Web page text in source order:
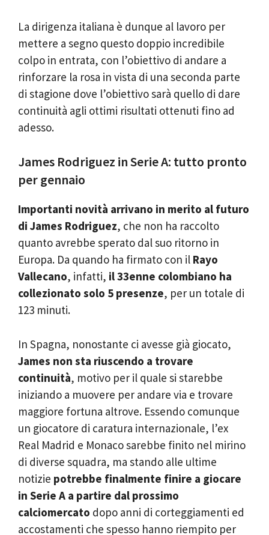
La dirigenza italiana è dunque al lavoro per
mettere a segno questo doppio incredibile
colpo in entrata, con l’obiettivo di andare a
rinforzare la rosa in vista di una seconda parte
di stagione dove l’obiettivo sarà quello di dare
continuità agli ottimi risultati ottenuti fino ad
adesso.
James Rodriguez in Serie A: tutto pronto
per gennaio
Importanti novità arrivano in merito al futuro
di James Rodriguez, che non ha raccolto
quanto avrebbe sperato dal suo ritorno in
Europa. Da quando ha firmato con il Rayo
Vallecano, infatti, il 33enne colombiano ha
collezionato solo 5 presenze, per un totale di
123 minuti.
In Spagna, nonostante ci avesse già giocato,
James non sta riuscendo a trovare
continuità, motivo per il quale si starebbe
iniziando a muovere per andare via e trovare
maggiore fortuna altrove. Essendo comunque
un giocatore di caratura internazionale, l’ex
Real Madrid e Monaco sarebbe finito nel mirino
di diverse squadra, ma stando alle ultime
notizie potrebbe finalmente finire a giocare
in Serie A a partire dal prossimo
calciomercato dopo anni di corteggiamenti ed
accostamenti che spesso hanno riempito per